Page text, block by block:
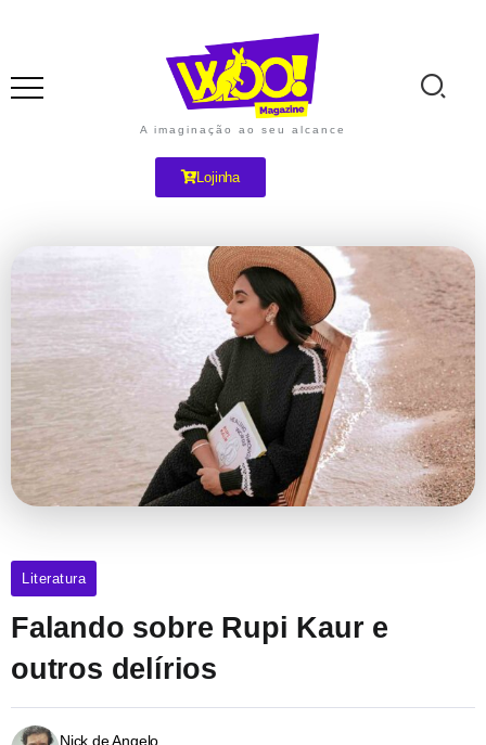
A imaginação ao seu alcance
Lojinha
Literatura
Falando sobre Rupi Kaur e
outros delírios
Nick de Angelo